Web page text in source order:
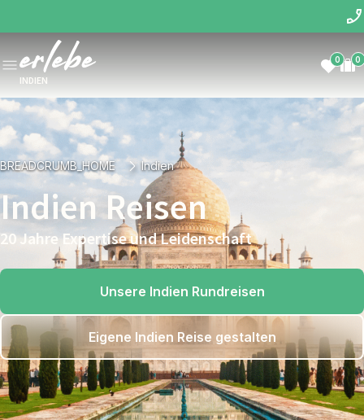
INDIEN
0 0
BREADCRUMB_HOME Indien
Indien Reisen
20 Jahre Expertise und Leidenschaft
Unsere Indien Rundreisen
Eigene Indien Reise gestalten